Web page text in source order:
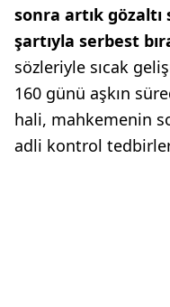
sonra artık
şartıyla serbest
sözleriyle sıcak
160 günü aşkın
hali, mahkemenin
adli kontrol